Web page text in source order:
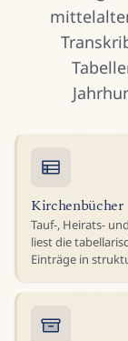
Kirchenbücher
Tauf-, Heirats-
liest die
Einträge in